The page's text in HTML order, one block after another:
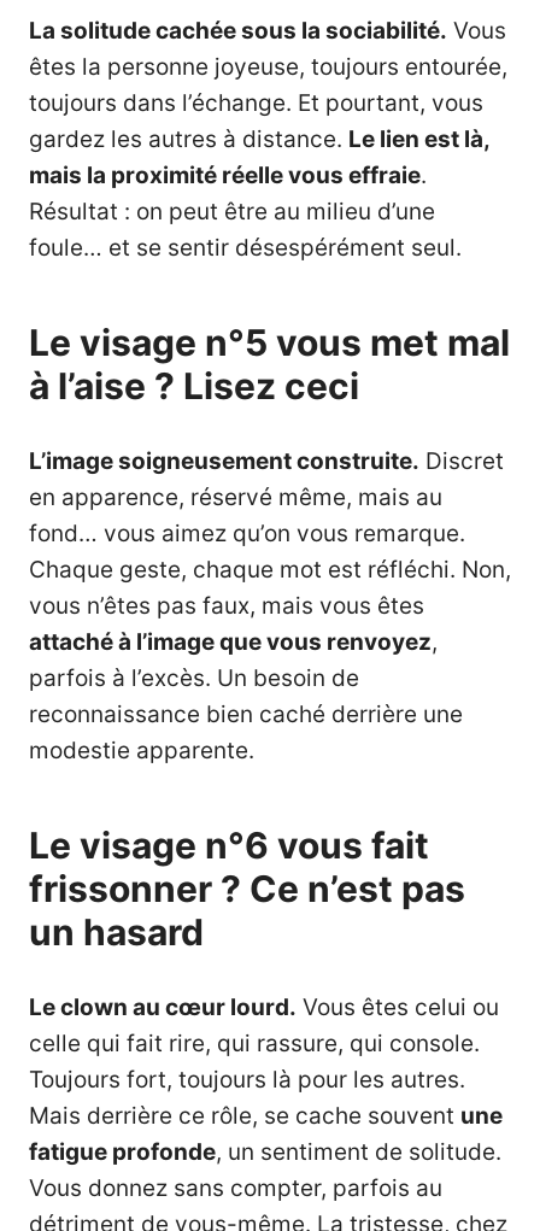
La solitude cachée sous la sociabilité. Vous
êtes la personne joyeuse, toujours entourée,
toujours dans l’échange. Et pourtant, vous
gardez les autres à distance. Le lien est là,
mais la proximité réelle vous effraie.
Résultat : on peut être au milieu d’une
foule… et se sentir désespérément seul.
Le visage n°5 vous met mal
à l’aise ? Lisez ceci
L’image soigneusement construite. Discret
en apparence, réservé même, mais au
fond… vous aimez qu’on vous remarque.
Chaque geste, chaque mot est réfléchi. Non,
vous n’êtes pas faux, mais vous êtes
attaché à l’image que vous renvoyez,
parfois à l’excès. Un besoin de
reconnaissance bien caché derrière une
modestie apparente.
Le visage n°6 vous fait
frissonner ? Ce n’est pas
un hasard
Le clown au cœur lourd. Vous êtes celui ou
celle qui fait rire, qui rassure, qui console.
Toujours fort, toujours là pour les autres.
Mais derrière ce rôle, se cache souvent une
fatigue profonde, un sentiment de solitude.
Vous donnez sans compter, parfois au
détriment de vous-même. La tristesse, chez